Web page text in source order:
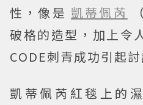
性，像是 凱蒂佩芮 （
破格的造型，加上令
CODE刺青成功引起討
凱蒂佩芮紅毯上的